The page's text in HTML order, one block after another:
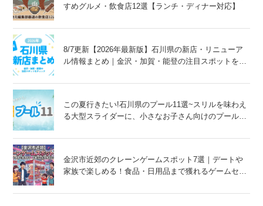
すめグルメ・飲食店12選【ランチ・ディナー対応】
8/7更新【2026年最新版】石川県の新店・リニューア
ル情報まとめ｜金沢・加賀・能登の注目スポットをチ
この夏行きたい!石川県のプール11選~スリルを味わえ
る大型スライダーに、小さなお子さん向けのプール
金沢市近郊のクレーンゲームスポット7選｜デートや
家族で楽しめる！食品・日用品まで獲れるゲームセン